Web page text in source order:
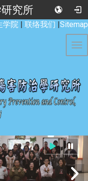
究所
学院 | 联络我们 |Sitemap